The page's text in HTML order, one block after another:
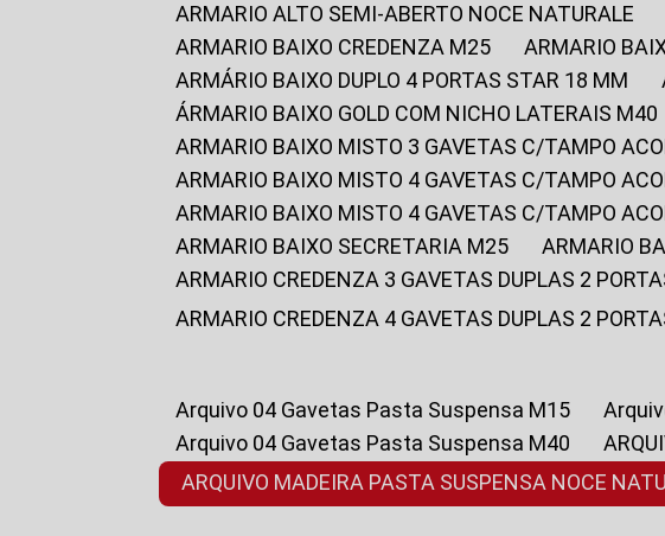
ARMARIO ALTO SEMI-ABERTO NOCE NATURALE
ARMARIO BAIXO CREDENZA M25
ARMARIO
ARMÁRIO BAIXO DUPLO 4 PORTAS STAR 18 MM
ÁRMARIO BAIXO GOLD COM NICHO LATERAIS M40
ARMARIO BAIXO MISTO 3 GAVETAS C/TAMPO
ARMARIO BAIXO MISTO 4 GAVETAS C/TAMPO
ARMARIO BAIXO MISTO 4 GAVETAS C/TAMPO
ARMARIO BAIXO SECRETARIA M25
ARMARIO
ARMARIO CREDENZA 3 GAVETAS DUPLAS 2
ARMARIO CREDENZA 4 GAVETAS DUPLAS 2
Arquivo 04 Gavetas Pasta Suspensa M15
Arquivo 04 Gavetas Pasta Suspensa M40
ARQUIVO MADEIRA PASTA SUSPENSA NOCE